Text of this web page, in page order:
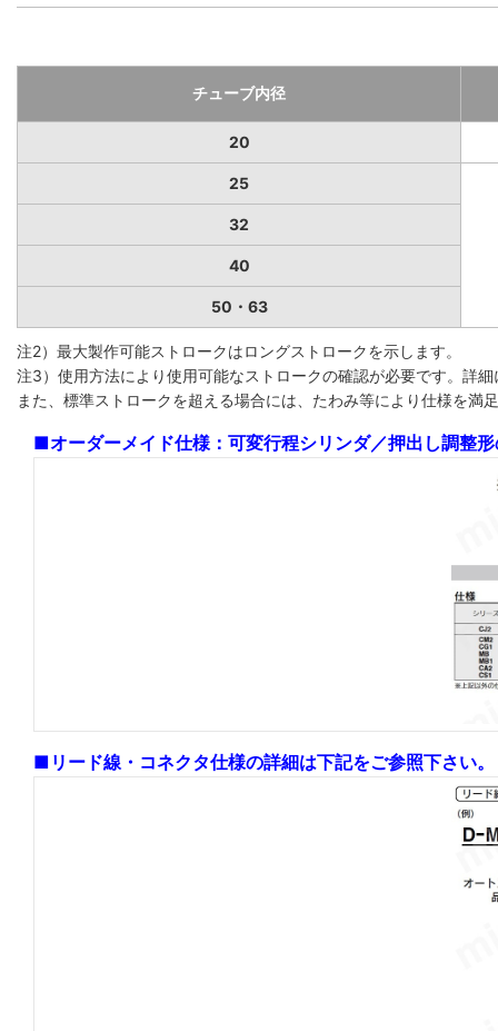
チューブ内径
20
25
32
40
50・63
注2）最大製作可能ストロークはロングストロークを示します。
注3）使用方法により使用可能なストロークの確認が必要です。詳
また、標準ストロークを超える場合には、たわみ等により仕様を
■オーダーメイド仕様：可変行程シリンダ／押出し調整
■リード線・コネクタ仕様の詳細は下記をご参照下さい。